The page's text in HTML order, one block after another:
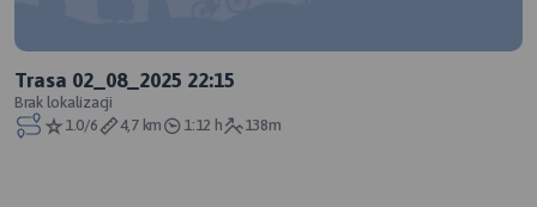
Trasa 02_08_2025 22:15
Brak lokalizacji
1.0/6
4,7 km 1:12 h 138m